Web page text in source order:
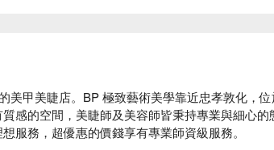
美甲美睫店。BP 極致藝術美學靠近忠孝敦化，
感的空間，美睫師及美容師皆秉持專業與細心的
服務，超優惠的價錢享有專業師資級服務。